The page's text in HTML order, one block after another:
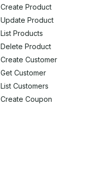
Create Product
Update Product
List Products
Delete Product
Create Customer
Get Customer
List Customers
Create Coupon